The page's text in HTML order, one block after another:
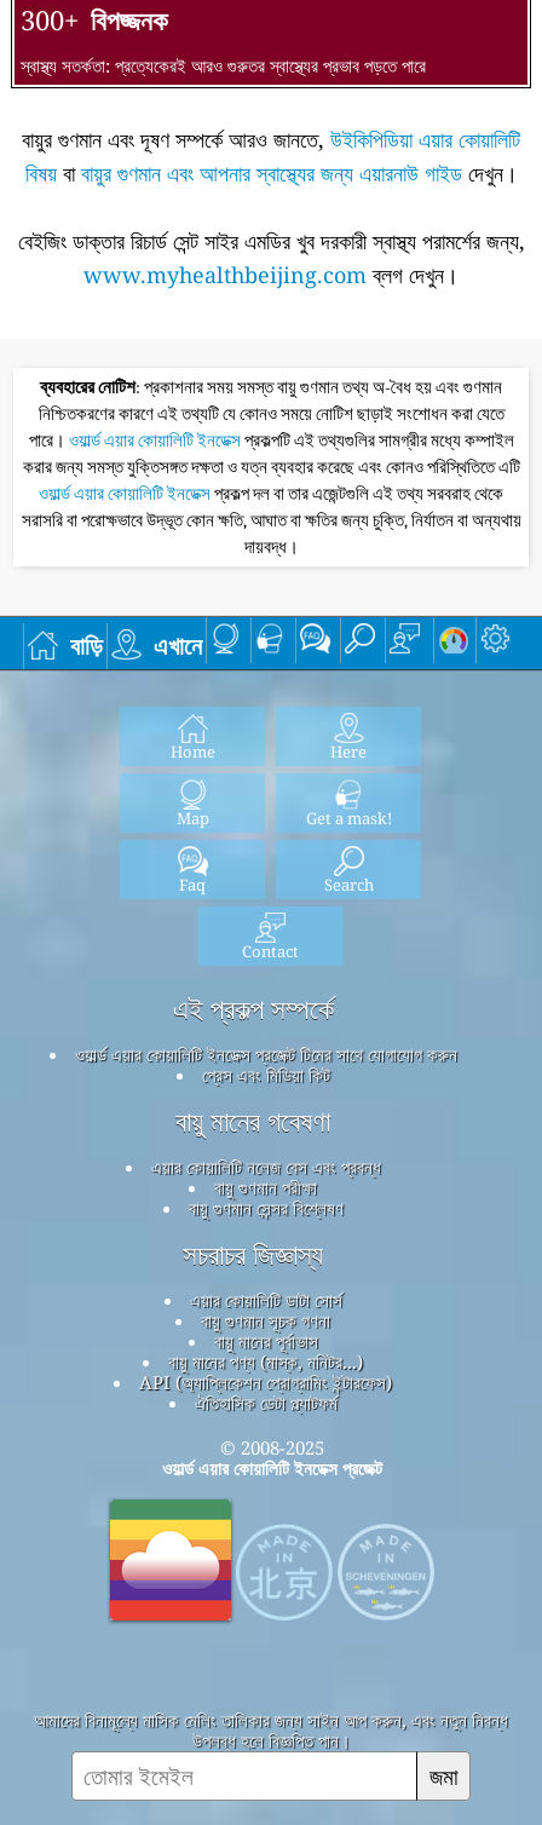
300+ বিপজ্জনক
স্বাস্থ্য সতর্কতা: প্রত্যেকেরই আরও গুরুতর স্বাস্থ্যের প্রভাব পড়তে পারে
বায়ুর গুণমান এবং দূষণ সম্পর্কে আরও জানতে, উইকিপিডিয়া এয়ার কোয়ালিটি
বিষয়বাবায়ুর গুণমান এবং আপনার স্বাস্থ্যের জন্য এয়ারনাউ গাইডদেখুন।
বেইজিং ডাক্তার রিচার্ড সেন্ট সাইর এমডির খুব দরকারী স্বাস্থ্য পরামর্শের জন্য,
www.myhealthbeijing.comব্লগ দেখুন।
ব্যবহারের নোটিশ: প্রকাশনার সময় সমস্ত বায়ু গুণমান তথ্য অ-বৈধ হয় এবং গুণমান
নিশ্চিতকরণের কারণে এই তথ্যটি যে কোনও সময়ে নোটিশ ছাড়াই সংশোধন করা যেতে
পারে। ওয়ার্ল্ড এয়ার কোয়ালিটি ইনডেক্সপ্রকল্পটি এই তথ্যগুলির সামগ্রীর মধ্যে কম্পাইল
করার জন্য সমস্ত যুক্তিসঙ্গত দক্ষতা ও যত্ন ব্যবহার করেছে এবং কোনও পরিস্থিতিতে এটি
ওয়ার্ল্ড এয়ার কোয়ালিটি ইনডেক্সপ্রকল্প দল বা তার এজেন্টগুলি এই তথ্য সরবরাহ থেকে
সরাসরি বা পরোক্ষভাবে উদ্ভূত কোন ক্ষতি, আঘাত বা ক্ষতির জন্য চুক্তি, নির্যাতন বা অন্যথায়
দায়বদ্ধ।
বাড়ি এখানে
Home Here
Map Get a mask!
Faq Search
Contact
এই প্রকল্প সম্পর্কে
ওয়ার্ল্ড এয়ার কোয়ালিটি ইনডেক্স প্রজেক্ট টিমের সাথে যোগাযোগ করুন
প্রেস এবং মিডিয়া কিট
বায়ু মানের গবেষণা
এয়ার কোয়ালিটি নলেজ বেস এবং প্রবন্ধ
বায়ু গুণমান পরীক্ষা
বায়ু গুণমান সেন্সর বিশ্লেষণ
সচরাচর জিজ্ঞাস্য
এয়ার কোয়ালিটি ডাটা সোর্স
বায়ু গুণমান সূচক গণনা
বায়ু মানের পূর্বাভাস
বায়ু মানের পণ্য (মাস্ক, মনিটর...)
API (অ্যাপ্লিকেশন প্রোগ্রামিং ইন্টারফেস)
ঐতিহাসিক ডেটা প্ল্যাটফর্ম
© 2008-2025
ওয়ার্ল্ড এয়ার কোয়ালিটি ইনডেক্স প্রজেক্ট
আমাদের বিনামূল্যে মাসিক মেলিং তালিকার জন্য সাইন আপ করুন, এবং নতুন নিবন্ধ
উপলব্ধ হলে বিজ্ঞপ্তি পান।
জমা